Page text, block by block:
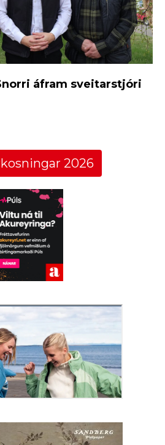
áfram sveitarstjóri
2026